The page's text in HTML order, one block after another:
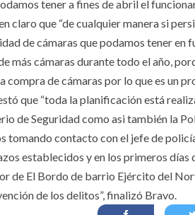
tener a fines de abril el
claro que “de cualquier manera si
de cámaras que podamos tener en
más cámaras durante todo el año,
compra de cámaras por lo que es un
que “toda la planificación está
de Seguridad como asi también la
tomando contacto con el jefe de
establecidos y en los primeros
de El Bordo de barrio Ejército del
de los delitos”, finalizó Bravo.